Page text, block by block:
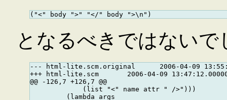
となるべきではないで
--- html-lite.scm.original      2006-04-09
+++ html-lite.scm       2006-04-09
@@ -126,7 +126,7 @@
             (list "<" name attr " />")))
         (lambda args